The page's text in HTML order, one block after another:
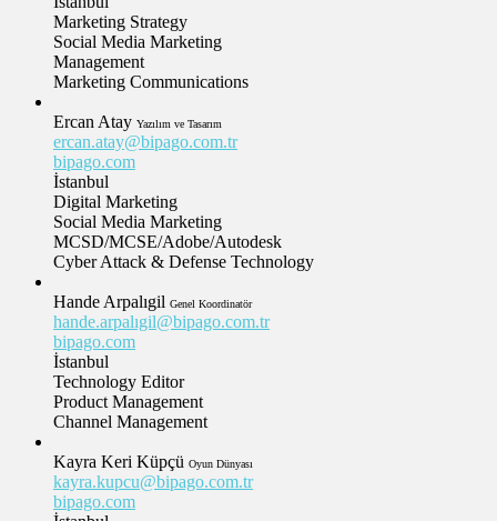
Marketing Strategy
Social Media Marketing
Management
Marketing Communications
Ercan Atay Yazılım ve Tasarım
ercan.atay@bipago.com.tr
bipago.com
İstanbul
Digital Marketing
Social Media Marketing
MCSD/MCSE/Adobe/Autodesk
Cyber Attack & Defense Technology
Hande Arpalıgil Genel Koordinatör
hande.arpalıgil@bipago.com.tr
bipago.com
İstanbul
Technology Editor
Product Management
Channel Management
Kayra Keri Küpçü Oyun Dünyası
kayra.kupcu@bipago.com.tr
bipago.com